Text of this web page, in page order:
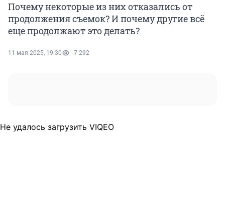
Почему некоторые из них отказались от
продолжения съемок? И почему другие всё
еще продолжают это делать?
11 мая 2025, 19:30 7 292
Не удалось загрузить VIQEO